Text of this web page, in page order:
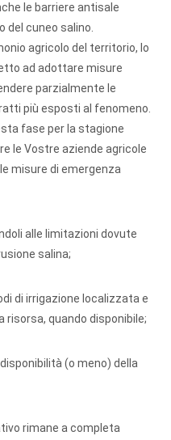
le barriere antisale
cuneo salino.
agricolo del territorio, lo
ad adottare misure
parzialmente le
più esposti al fenomeno.
fase per la stagione
le Vostre aziende agricole
misure di emergenza
alle limitazioni dovute
salina;
di irrigazione localizzata e
quando disponibile;
(o meno) della
rimane a completa